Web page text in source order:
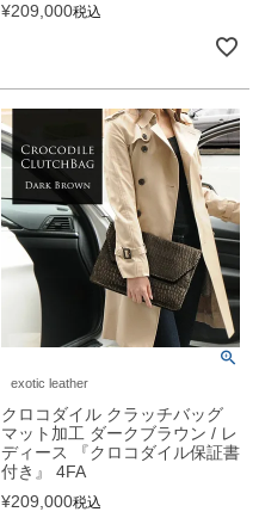
¥209,000税込
exotic leather
クロコダイル クラッチバッグ
マット加工 ダークブラウン / レ
ディース 『クロコダイル保証書
付き』 4FA
¥209,000税込